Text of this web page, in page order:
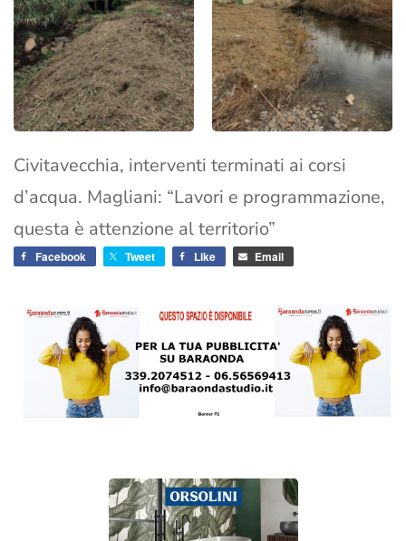
Civitavecchia, interventi terminati ai corsi
d’acqua. Magliani: “Lavori e programmazione,
questa è attenzione al territorio”
Facebook Tweet Like Email